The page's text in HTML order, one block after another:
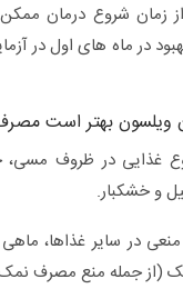
زمان شروع درمان
در ماه های اول در
ویلسون بهتر است
غذایی در ظروف مسی،
و خشکبار.
در سایر غذاها،
(از جمله منع مصرف نمک